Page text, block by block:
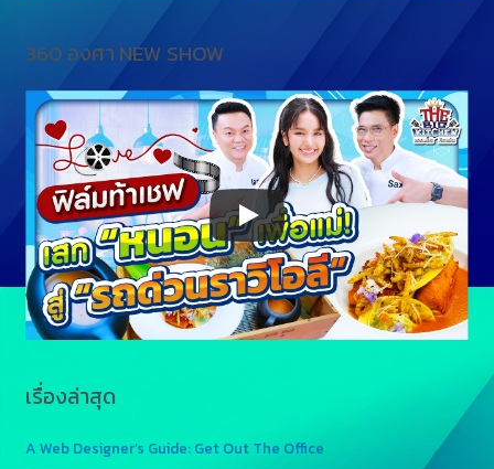
360 องศา NEW SHOW
เรื่องล่าสุด
A Web Designer’s Guide: Get Out The Office